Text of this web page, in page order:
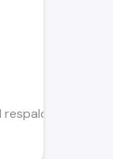
respaldo de